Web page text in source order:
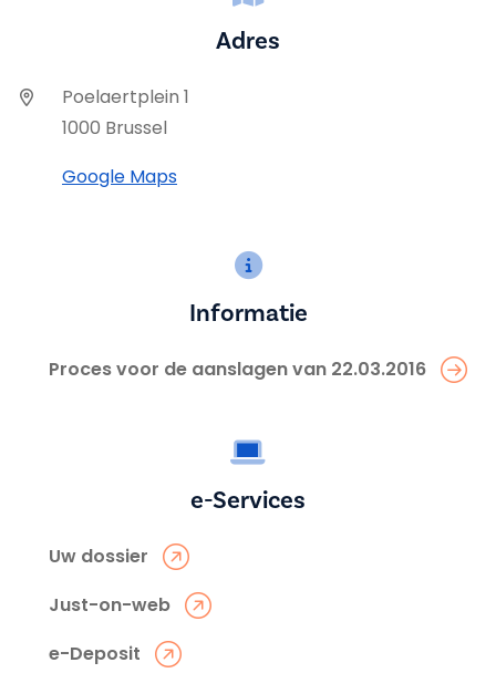
Adres
Poelaertplein 1
1000 Brussel
Google Maps
Informatie
Proces voor de aanslagen van 22.03.2016
e-Services
Uw dossier
Just-on-web
e-Deposit